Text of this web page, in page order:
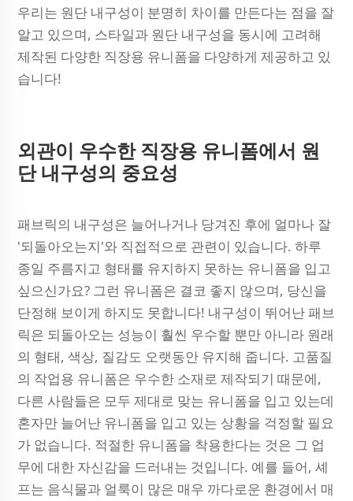
우리는 원단 내구성이 분명히 차이를 만든다는 점을 잘
알고 있으며, 스타일과 원단 내구성을 동시에 고려해
제작된 다양한 직장용 유니폼을 다양하게 제공하고 있
습니다!
외관이 우수한 직장용 유니폼에서 원
단 내구성의 중요성
패브릭의 내구성은 늘어나거나 당겨진 후에 얼마나 잘
'되돌아오는지'와 직접적으로 관련이 있습니다. 하루
종일 주름지고 형태를 유지하지 못하는 유니폼을 입고
싶으신가요? 그런 유니폼은 결코 좋지 않으며, 당신을
단정해 보이게 하지도 못합니다! 내구성이 뛰어난 패브
릭은 되돌아오는 성능이 훨씬 우수할 뿐만 아니라 원래
의 형태, 색상, 질감도 오랫동안 유지해 줍니다. 고품질
의 작업용 유니폼은 우수한 소재로 제작되기 때문에,
다른 사람들은 모두 제대로 맞는 유니폼을 입고 있는데
혼자만 늘어난 유니폼을 입고 있는 상황을 걱정할 필요
가 없습니다. 적절한 유니폼을 착용한다는 것은 그 업
무에 대한 자신감을 드러내는 것입니다. 예를 들어, 셰
프는 음식물과 얼룩이 많은 매우 까다로운 환경에서 매